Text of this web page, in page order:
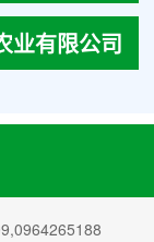
业有限公司